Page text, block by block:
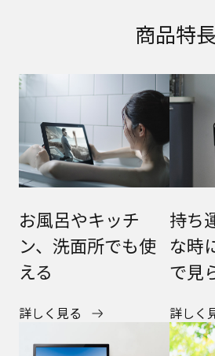
商品特長
お風呂やキッチ
ン、洗面所でも使
える
詳しく見る
持ち
な時
で見
詳しく